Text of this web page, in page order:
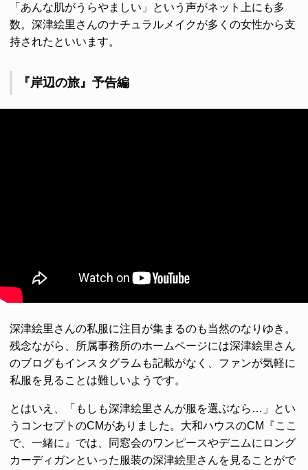
「あんな肌がうらやましい」という声がネット上にも多
数。深津絵里さんのナチュラルメイクが多くの女性から支
持されたといいます。
『岸辺の旅』予告編
深津絵里さんの私服に注目が集まるのも当然のなりゆき。
残念ながら、所属事務所のホームページには深津絵里さん
のブログもインスタグラムも記載がなく、ファンが気軽に
私服を見ることは難しいようです。
とはいえ、「もしも深津絵里さんが服を選ぶなら…」とい
うコンセプトのCMがありました。大和ハウスのCM『ここ
で、一緒に』では、同窓会のワンピースやデニムにロング
カーディガンといった服装の深津絵里さんを見ることがで